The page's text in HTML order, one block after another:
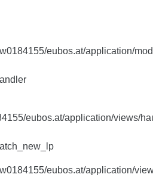
eubos.at/application/
eubos.at/application/views/
eubos.at/application/
eubos.at/application/
eubos.at/application/views/
eubos.at/application/